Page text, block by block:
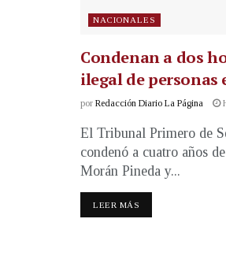
NACIONALES
Condenan a dos
ilegal de personas
por Redacción Diario La Página
El Tribunal Primero de
condenó a cuatro años
Morán Pineda y...
LEER MÁS